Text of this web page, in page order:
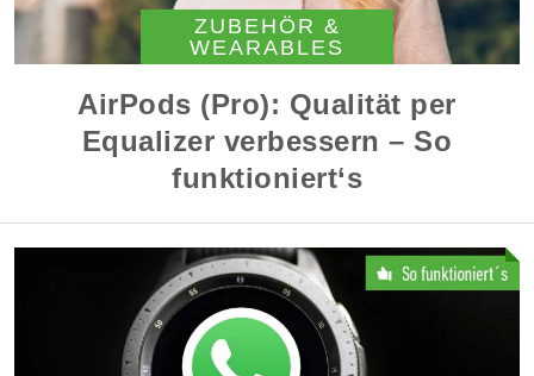
ZUBEHÖR &
WEARABLES
AirPods (Pro): Qualität per
Equalizer verbessern – So
funktioniert‘s